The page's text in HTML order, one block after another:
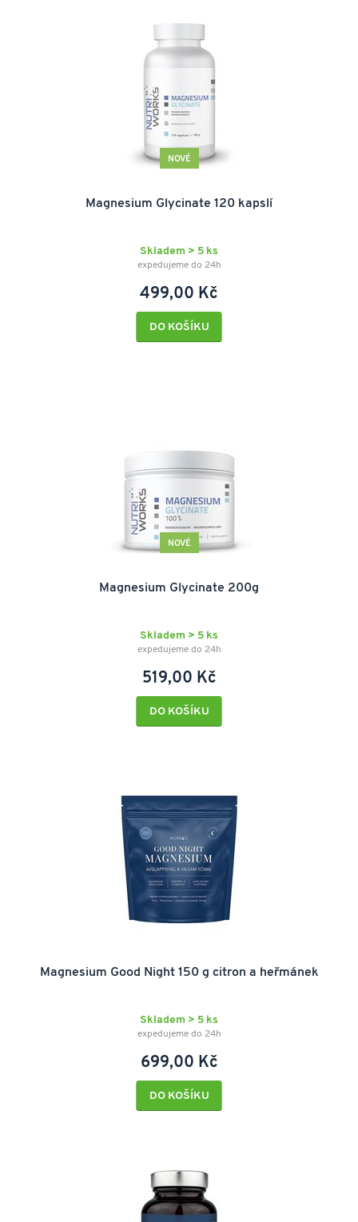
NOVÉ
Magnesium Glycinate 120 kapslí
Skladem > 5 ks
expedujeme do 24h
499,00 Kč
DO KOŠÍKU
NOVÉ
Magnesium Glycinate 200g
Skladem > 5 ks
expedujeme do 24h
519,00 Kč
DO KOŠÍKU
Magnesium Good Night 150 g citron a heřmánek
Skladem > 5 ks
expedujeme do 24h
699,00 Kč
DO KOŠÍKU